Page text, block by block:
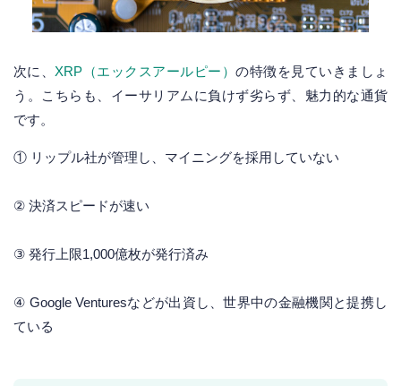
次に、XRP（エックスアールピー）の特徴を見ていきましょ
う。こちらも、イーサリアムに負けず劣らず、魅力的な通貨
です。
① リップル社が管理し、マイニングを採用していない
② 決済スピードが速い
③ 発行上限1,000億枚が発行済み
④ Google Venturesなどが出資し、世界中の金融機関と提携し
ている